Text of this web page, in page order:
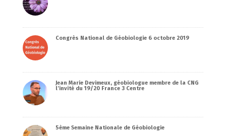
Congrès National de Géobiologie 6 octobre 2019
Jean Marie Devimeux, géobiologue membre de la CNG
l’invité du 19/20 France 3 Centre
5ème Semaine Nationale de Géobiologie